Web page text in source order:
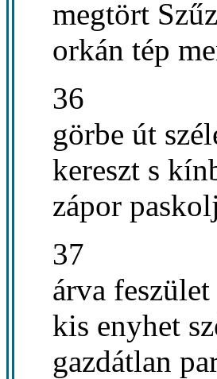
megtört
orkán tép
36
görbe út
kereszt s
zápor
37
árva feszület
kis enyhet
gazdátlan